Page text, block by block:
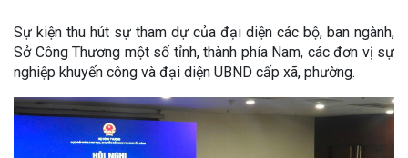
Sự kiện thu hút sự tham dự của đại diện các bộ, ban ngành,
Sở Công Thương một số tỉnh, thành phía Nam, các đơn vị sự
nghiệp khuyến công và đại diện UBND cấp xã, phường.